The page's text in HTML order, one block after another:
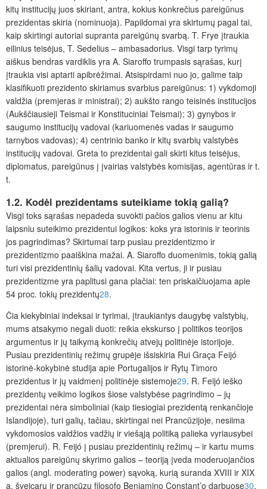
kitų institucijų juos skiriant, antra, kokius konkrečius pareigūnus
prezidentas skiria (nominuoja). Papildomai yra skirtumų pagal tai,
kaip skirtingi autoriai supranta pareigūnų svarbą. T. Frye įtraukia
eilinius teisėjus, T. Sedelius – ambasadorius. Visgi tarp tyrimų
aiškus bendras vardiklis yra A. Siaroffo trumpasis sąrašas, kurį
įtraukia visi aptarti apibrėžimai. Atsispirdami nuo jo, galime taip
klasifikuoti prezidento skiriamus svarbius pareigūnus: 1) vykdomoji
valdžia (premjeras ir ministrai); 2) aukšto rango teisinės institucijos
(Aukščiausieji Teismai ir Konstituciniai Teismai); 3) gynybos ir
saugumo institucijų vadovai (kariuomenės vadas ir saugumo
tarnybos vadovas); 4) cent­rinio banko ir kitų svarbių valstybės
institucijų vadovai. Greta to prezidentai gali skirti kitus teisėjus,
diplomatus, pareigūnus į įvairias valstybės komisijas, agentūras ir t.
t.
1.2. Kodėl prezidentams suteikiame tokią galią?
Visgi toks sąrašas nepadeda suvokti pačios galios vienu ar kitu
laipsniu suteikimo prezidentui logikos: koks yra istorinis ir teorinis
jos pagrindimas? Skirtumai tarp pusiau prezidentizmo ir
prezidentizmo paaiškina mažai. A. Siaroffo duomenimis, tokią galią
turi visi prezidentinių šalių vadovai. Kita vertus, ji ir pusiau
prezidentizme yra paplitusi gana plačiai: ten priskaičiuojama apie
54 proc. tokių prezidentų28.
Čia kiekybiniai indeksai ir tyrimai, įtraukiantys daugybę valstybių,
mums atsakymo negali duoti: reikia ekskurso į politikos teorijos
argumentus ir jų taikymą konkrečių atvejų politinėje istorijoje.
Pusiau prezidentinių režimų grupėje išsiskiria Rui Graça Feijó
istorinė-kokybinė studija apie Portugalijos ir Rytų Timoro
prezidentus ir jų vaidmenį politinėje sistemoje29. R. Feijó ieško
prezidentų veikimo logikos šiose valstybėse pagrindimo – jų
prezidentai nėra simboliniai (kaip tiesiogiai prezidentą renkančioje
Islandijoje), turi galių, tačiau, skirtingai nei Prancūzijoje, nesiima
vykdomosios valdžios vadžių ir viešąją politiką palieka vyriausybei
(premjerui). R. Feijó į pusiau prezidentinių režimų – ir kartu mums
aktualios pareigūnų skyrimo galios – teoriją įveda moderuojančios
galios (angl. moderating power) sąvoką, kurią suranda XVIII ir XIX
a. šveicarų ir prancūzų filosofo Benjamino Constant’o darbuose30.